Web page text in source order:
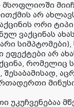
მსოფლიოში
არ
ორი
ვაქცინას
არ
რომელიც
შესაბამისად,
უკუჩვენებაა